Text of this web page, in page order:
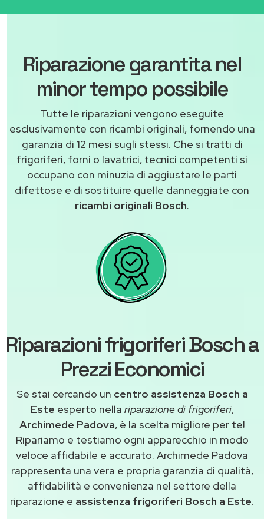
Riparazione garantita nel
minor tempo possibile
Tutte le riparazioni vengono eseguite
esclusivamente con ricambi originali, fornendo una
garanzia di 12 mesi sugli stessi. Che si tratti di
frigoriferi, forni o lavatrici, tecnici competenti si
occupano con minuzia di aggiustare le parti
difettose e di sostituire quelle danneggiate con
ricambi originali Bosch.
Riparazioni frigoriferi Bosch a
Prezzi Economici
Se stai cercando un centro assistenza Bosch a
Este esperto nella riparazione di frigoriferi,
Archimede Padova, è la scelta migliore per te!
Ripariamo e testiamo ogni apparecchio in modo
veloce affidabile e accurato. Archimede Padova
rappresenta una vera e propria garanzia di qualità,
affidabilità e convenienza nel settore della
riparazione e assistenza frigoriferi Bosch a Este.